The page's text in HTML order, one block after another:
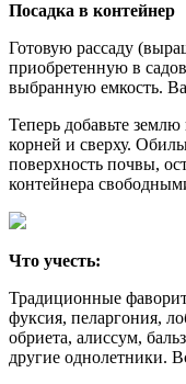
Посадка в контейнер
Готовую рассаду
приобретенную в
выбранную емкость.
Теперь добавьте
корней и сверху.
поверхность почвы,
контейнера
Что учесть:
Традиционные
фуксия, пеларгония,
обриета, алиссум,
другие однолетники.